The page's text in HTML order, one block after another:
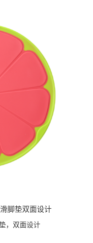
脚垫双面设计
，双面设计